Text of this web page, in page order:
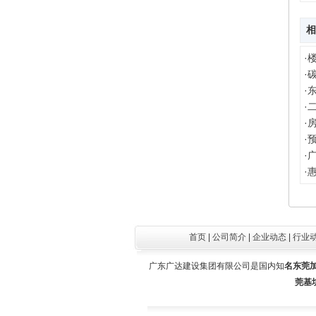
·
·
·
·
·
·
·
·
首页 公司简介 企业动态 行业
广东广达建设集团有限公司是国内知名东莞
莞基